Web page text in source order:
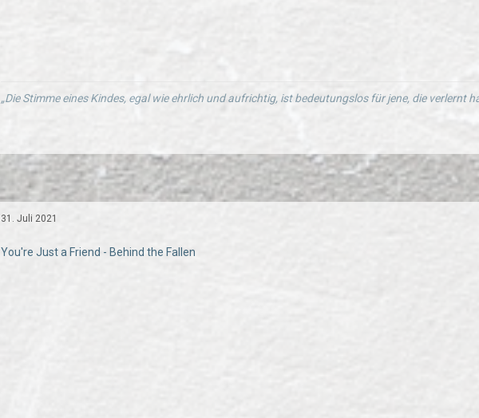
„Die Stimme eines Kindes, egal wie ehrlich und aufrichtig, ist bedeutungslos für jene, die verlernt
31. Juli 2021
You're Just a Friend - Behind the Fallen